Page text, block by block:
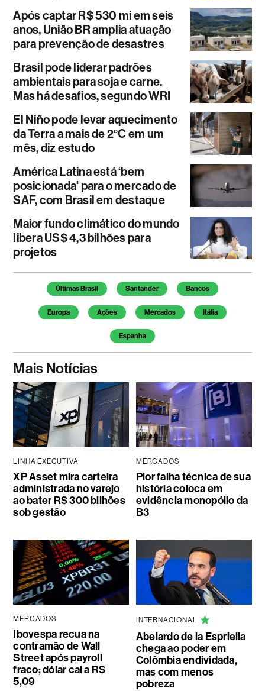
Após captar R$ 530 mi em seis
anos, União BR amplia atuação
para prevenção de desastres
Brasil pode liderar padrões
ambientais para soja e carne.
Mas há desafios, segundo WRI
El Niño pode levar aquecimento
da Terra a mais de 2°C em um
mês, diz estudo
América Latina está ‘bem
posicionada' para o mercado de
SAF, com Brasil em destaque
Maior fundo climático do mundo
libera US$ 4,3 bilhões para
projetos
Temas deste artigo
Últimas Brasil Santander Bancos
Europa Ações Mercados Itália
Espanha
Mais Notícias
LINHA EXECUTIVA
XP Asset mira carteira
administrada no varejo
ao bater R$ 300 bilhões
sob gestão
MERCADOS
Pior falha técnica de sua
história coloca em
evidência monopólio da
B3
MERCADOS
Ibovespa recua na
contramão de Wall
Street após payroll
fraco; dólar cai a R$
5,09
INTERNACIONAL
Abelardo de la Espriella
chega ao poder em
Colômbia endividada,
mas com menos
pobreza